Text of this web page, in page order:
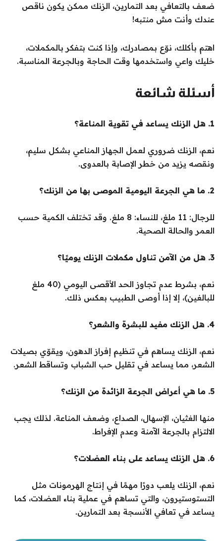
ضعف بالتعافي بعد التمارين، الزنك ممكن يكون ناقص
عندك وأنت مش منتبه!
اهتم بأكلك، نوّع بمصادرك، وإذا كنت بتفكر بالمكملات،
خليك واعي واستخدمها وقت الحاجة وبالجرعة المناسبة.
أسئلة شائعة
1. هل الزنك يساعد في تقوية المناعة؟
نعم، الزنك ضروري لعمل الجهاز المناعي بشكل سليم،
ونقصه يزيد من خطر الإصابة بالعدوى.
2. ما هي الجرعة اليومية الموصى بها من الزنك؟
للرجال: 11 ملغ، للنساء: 8 ملغ. وقد تختلف الكمية حسب
العمر والحالة الصحية.
3. هل من الآمن تناول مكملات الزنك يوميًا؟
نعم، بشرط عدم تجاوز الحد الأقصى اليومي (40 ملغ
للبالغين)، إلا إذا أوصى الطبيب بعكس ذلك.
4. هل الزنك مفيد للبشرة والشعر؟
نعم، الزنك يساهم في تنظيم إفراز الدهون، ويقوّي بصيلات
الشعر، مما يساعد في تقليل حب الشباب وتساقط الشعر.
5. ما هي أعراض الجرعة الزائدة من الزنك؟
منها الغثيان، الإسهال، الصداع، وضعف المناعة. لذلك يجب
الالتزام بالجرعة الآمنة وعدم الإفراط.
6. هل الزنك يساعد على بناء العضلات؟
نعم، الزنك يلعب دورًا مهمًا في إنتاج الهرمونات مثل
التستوستيرون، والتي تساهم في عملية بناء العضلات، كما
يساعد في تعافي الأنسجة بعد التمارين.